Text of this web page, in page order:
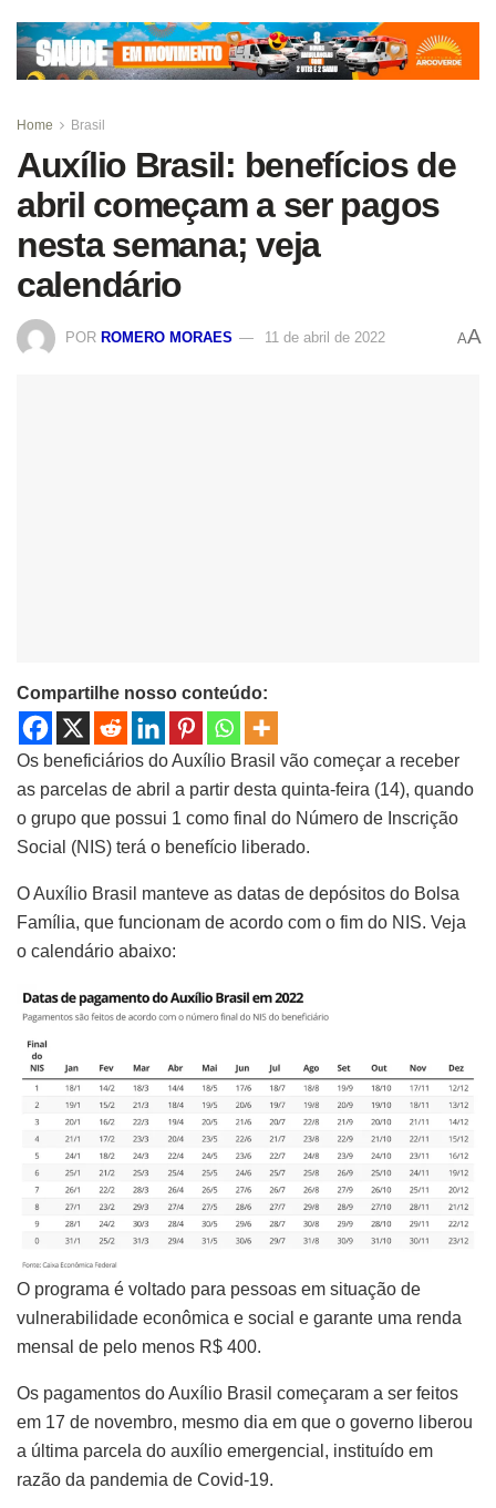
Home Brasil
Auxílio Brasil: benefícios de
abril começam a ser pagos
nesta semana; veja
calendário
POR ROMERO MORAES 11 de abril de 2022 AA
Compartilhe nosso conteúdo:
Os beneficiários do Auxílio Brasil vão começar a receber
as parcelas de abril a partir desta quinta-feira (14), quando
o grupo que possui 1 como final do Número de Inscrição
Social (NIS) terá o benefício liberado.
O Auxílio Brasil manteve as datas de depósitos do Bolsa
Família, que funcionam de acordo com o fim do NIS. Veja
o calendário abaixo:
O programa é voltado para pessoas em situação de
vulnerabilidade econômica e social e garante uma renda
mensal de pelo menos R$ 400.
Os pagamentos do Auxílio Brasil começaram a ser feitos
em 17 de novembro, mesmo dia em que o governo liberou
a última parcela do auxílio emergencial, instituído em
razão da pandemia de Covid-19.